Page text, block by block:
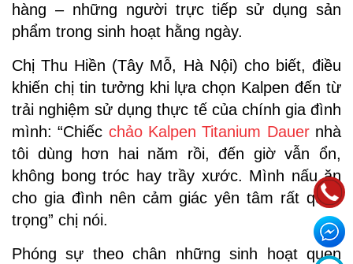
hàng – những người trực tiếp sử dụng sản
phẩm trong sinh hoạt hằng ngày.
Chị Thu Hiền (Tây Mỗ, Hà Nội) cho biết, điều
khiến chị tin tưởng khi lựa chọn Kalpen đến từ
trải nghiệm sử dụng thực tế của chính gia đình
mình: “Chiếc chảo Kalpen Titanium Dauernhà
tôi dùng hơn hai năm rồi, đến giờ vẫn ổn,
không bong tróc hay trầy xước. Mình nấu ăn
cho gia đình nên cảm giác yên tâm rất quan
trọng” chị nói.
Phóng sự theo chân những sinh hoạt quen